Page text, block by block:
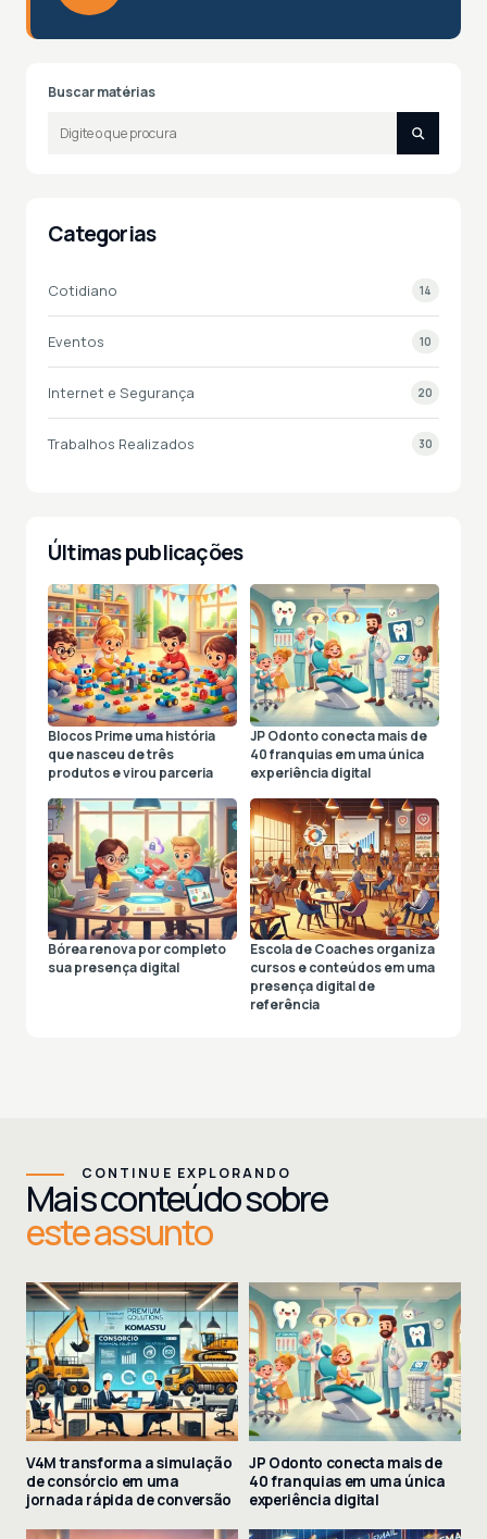
Buscar matérias
Categorias
Cotidiano 14
Eventos 10
Internet e Segurança 20
Trabalhos Realizados 30
Últimas publicações
Blocos Prime uma história
que nasceu de três
produtos e virou parceria
JP Odonto conecta mais de
40 franquias em uma única
experiência digital
Bórea renova por completo
sua presença digital
Escola de Coaches organiza
cursos e conteúdos em uma
presença digital de
referência
CONTINUE EXPLORANDO
Mais conteúdo sobre
este assunto
V4M transforma a simulação
de consórcio em uma
jornada rápida de conversão
JP Odonto conecta mais de
40 franquias em uma única
experiência digital